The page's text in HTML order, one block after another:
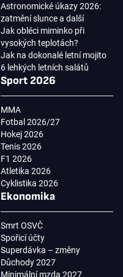
Astronomické úkazy 2026:
zatmění slunce a další
Jak obléci miminko při
vysokých teplotách?
Jak na dokonalé letní mojito
6 lehkých letních salátů
Sport 2026
MMA
Fotbal 2026/27
Hokej 2026
Tenis 2026
F1 2026
Atletika 2026
Cyklistika 2026
Ekonomika
Smrt OSVČ
Spořicí účty
Superdávka – změny
Důchody 2027
Minimální mzda 2027